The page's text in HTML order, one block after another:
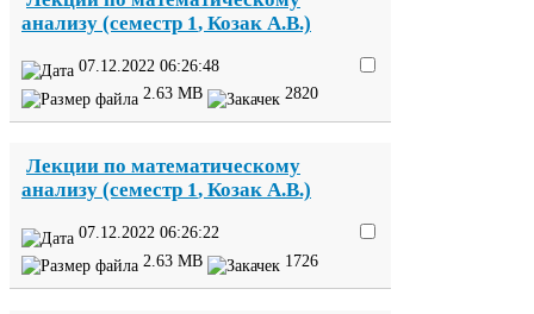
анализу (семестр 1, Козак А.В.)
07 12 2022 06:26:48
2.63 MB 2820
Лекции по математическому
анализу (семестр 1, Козак А.В.)
07.12.2022 06:26:22
2 63 MB 1726